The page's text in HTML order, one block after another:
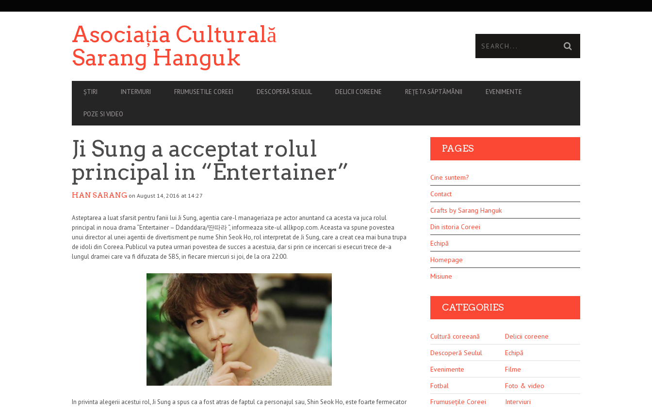
Asociația Culturală
Sarang Hanguk
PRIMARY
NAVIGATION
ȘTIRI INTERVIURI FRUMUSETILE COREEI DESCOPERĂ SEULUL DELICII COREENE REȚETA SĂPTĂMÂNII EVENIMENTE
POZE SI VIDEO
Ji Sung a acceptat rolul
principal in “Entertainer”
HAN SARANG on August 14, 2016 at 14:27
Asteptarea a luat sfarsit pentru fanii lui Ji Sung, agentia care-l manageriaza pe actor anuntand ca acesta va juca rolul
principal in noua drama “Entertainer – Ddanddara/딴따라 “, informeaza site-ul allkpop.com. Aceasta va spune povestea
unui director al unei agentii de divertisment pe nume Shin Seok Ho, rol interpretat de Ji Sung, care a creat cea mai buna trupa
de idoli din Coreea. Publicul va putea urmari povestea de succes a acestuia, dar si prin ce incercari si esecuri trece de-a
lungul dramei care va fi difuzata de SBS, in fiecare miercuri si joi, de la ora 22:00.
In privinta alegerii acestui rol, Ji Sung a spus ca a fost atras de faptul ca personajul sau, Shin Seok Ho, este foarte fermecator
PAGES
Cine suntem?
Contact
Crafts by Sarang Hanguk
Din istoria Coreei
Echipă
Homepage
Misiune
CATEGORIES
Cultură coreeană
Delicii coreene
Descoperă Seulul
Echipă
Evenimente
Filme
Fotbal
Foto & video
Frumusețile Coreei
Interviuri